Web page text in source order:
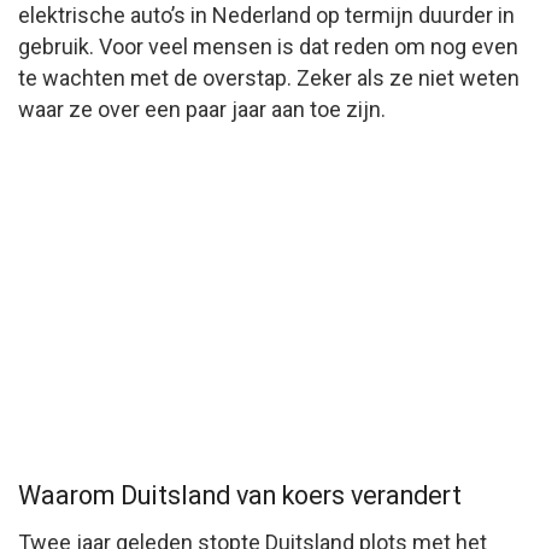
elektrische auto’s in Nederland op termijn duurder in
gebruik. Voor veel mensen is dat reden om nog even
te wachten met de overstap. Zeker als ze niet weten
waar ze over een paar jaar aan toe zijn.
Waarom Duitsland van koers verandert
Twee jaar geleden stopte Duitsland plots met het